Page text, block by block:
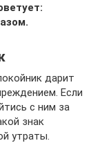
дарит
Если
с ним за
знак
утраты.